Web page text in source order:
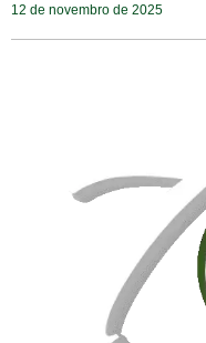
12 de novembro de 2025